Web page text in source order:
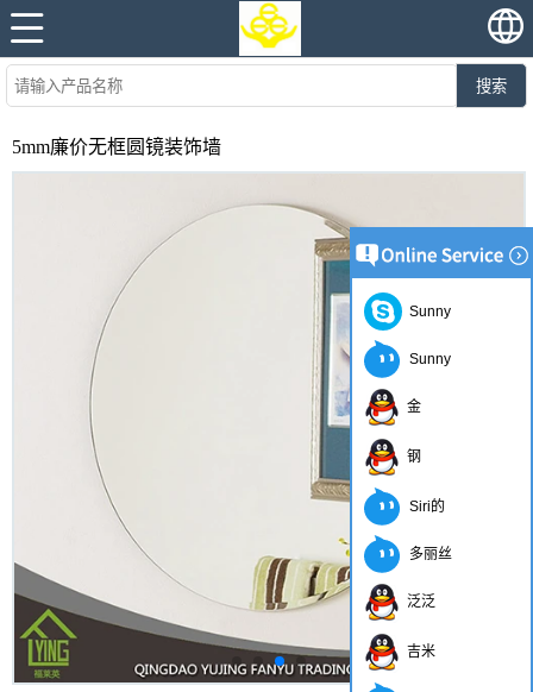
搜索
5mm廉价无框圆镜装饰墙
Sunny
Sunny
金
钢
Siri的
多丽丝
泛泛
吉米